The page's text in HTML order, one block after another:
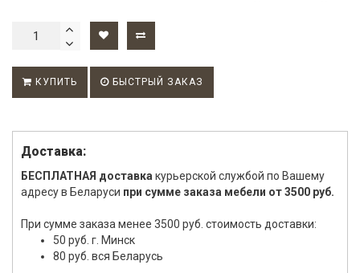
КУПИТЬ БЫСТРЫЙ ЗАКАЗ
Доставка:
БЕСПЛАТНАЯ доставка курьерской службой по Вашему
адресу в Беларуси при сумме заказа мебели от 3500 руб.
При сумме заказа менее 3500 руб. стоимость доставки:
50 руб. г. Минск
80 руб. вся Беларусь